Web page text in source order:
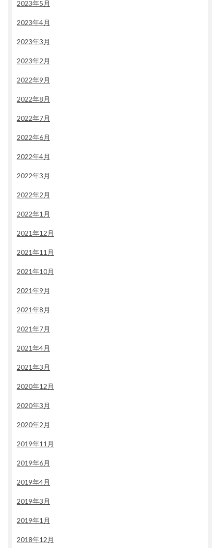
2023年5月
2023年4月
2023年3月
2023年2月
2022年9月
2022年8月
2022年7月
2022年6月
2022年4月
2022年3月
2022年2月
2022年1月
2021年12月
2021年11月
2021年10月
2021年9月
2021年8月
2021年7月
2021年4月
2021年3月
2020年12月
2020年3月
2020年2月
2019年11月
2019年6月
2019年4月
2019年3月
2019年1月
2018年12月